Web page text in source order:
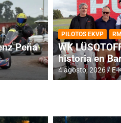
RMC BUENOS AIRES
Cerró una
Peña
PILOTOS EKVP
WK
historia en
4 agosto, 2026 E-